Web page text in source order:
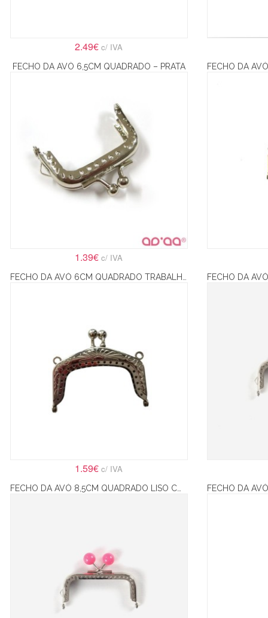
2.49€c/ IVA
FECHO DA AVÓ 6,5CM QUADRADO – PRATA
1.39€c/ IVA
FECHO DA AVÓ 6CM QUADRADO TRABALHADO – PRATA
1.59€c/ IVA